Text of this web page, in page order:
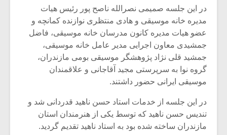
در این جلسه صمیمی نصرالله ناصح پور رئیس هیات
مدیره خانه موسیقی و هادی منتظری نوازنده کمانچه و
عضو هیات مدیره کانون مدرسان خانه موسیقی، فاضل
جمشیدی معاون اجرایی مدیر عامل خانه موسیقی،
جمشید قلی نژاد پژوهشگر موسیقی بومی مازندران،
گروه نوا به سرپرستی مجید آقاجانی و علاقمندان
موسیقی ایرانی حضور داشتند.
در این جلسه از خدمات استاد حسن ناهید قدردانی شد و
تندیس حسن ناهید که توسط یکی از هنرمندان استان
مازندران ساخته شده بود به استاد ناهید تقدیم گردید.